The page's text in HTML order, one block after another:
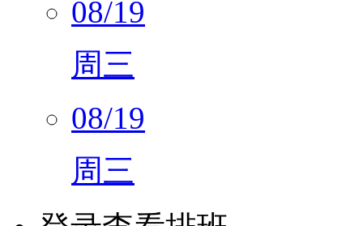
周三
08/19
周三
登录查看排班